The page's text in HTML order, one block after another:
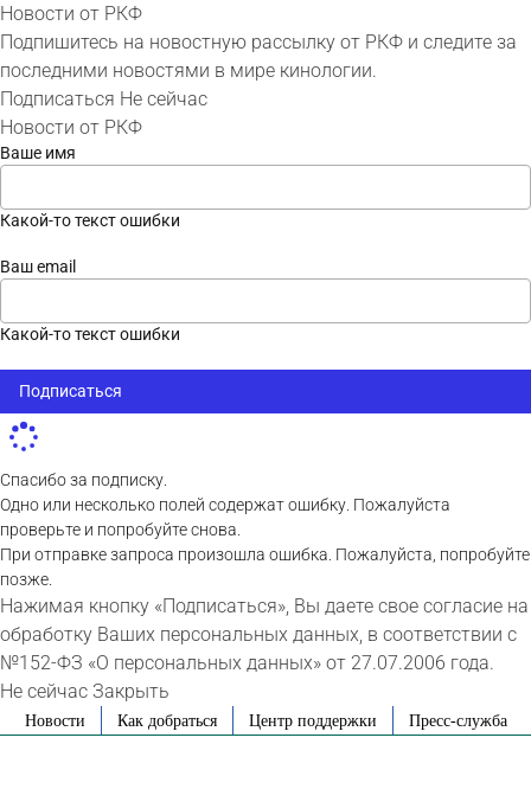
Новости от РКФ
Подпишитесь на новостную рассылку от РКФ и следите за
последними новостями в мире кинологии.
Подписаться Не сейчас
Новости от РКФ
Ваше имя
Какой-то текст ошибки
Ваш email
Какой-то текст ошибки
Подписаться
Спасибо за подписку.
Одно или несколько полей содержат ошибку. Пожалуйста
проверьте и попробуйте снова.
При отправке запроса произошла ошибка. Пожалуйста, попробуйте
позже.
Нажимая кнопку «Подписаться», Вы даете свое согласие на
обработку Ваших персональных данных, в соответствии с
№152-ФЗ «О персональных данных» от 27.07.2006 года.
Не сейчас Закрыть
SkipНовости Как добраться Центр поддержки Пресс-служба